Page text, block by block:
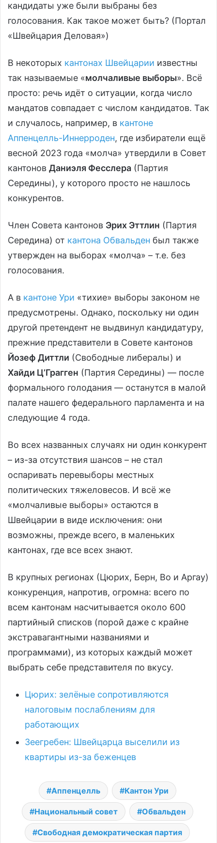
кандидаты уже были выбраны без
голосования. Как такое может быть? (Портал
«Швейцария Деловая»)
В некоторых кантонах Швейцарии известны
так называемые «молчаливые выборы». Всё
просто: речь идёт о ситуации, когда число
мандатов совпадает с числом кандидатов. Так
и случалось, например, в кантоне
Аппенцелль-Иннерроден, где избиратели ещё
весной 2023 года «молча» утвердили в Совет
кантонов Даниэля Фесслера (Партия
Середины), у которого просто не нашлось
конкурентов.
Член Совета кантонов Эрих Эттлин (Партия
Середина) от кантона Обвальден был также
утвержден на выборах «молча» – т.е. без
голосования.
А в кантоне Ури «тихие» выборы законом не
предусмотрены. Однако, поскольку ни один
другой претендент не выдвинул кандидатуру,
прежние представители в Совете кантонов
Йозеф Диттли (Свободные либералы) и
Хайди Ц’Грагген (Партия Середины) — после
формального голодания — останутся в малой
палате нашего федерального парламента и на
следующие 4 года.
Во всех названных случаях ни один конкурент
– из-за отсутствия шансов – не стал
оспаривать перевыборы местных
политических тяжеловесов. И всё же
«молчаливые выборы» остаются в
Швейцарии в виде исключения: они
возможны, прежде всего, в маленьких
кантонах, где все всех знают.
В крупных регионах (Цюрих, Берн, Во и Аргау)
конкуренция, напротив, огромна: всего по
всем кантонам насчитывается около 600
партийный списков (порой даже с крайне
экстравагантными названиями и
программами), из которых каждый может
выбрать себе представителя по вкусу.
Цюрих: зелёные сопротивляются
налоговым послаблениям для
работающих
Зеегребен: Швейцарца выселили из
квартиры из-за беженцев
Аппенцелль Кантон Ури
Национальный совет Обвальден
Свободная демократическая партия